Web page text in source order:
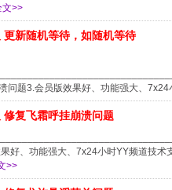
文>>
新随机等待，如随机等待
问题3.会员版效果好、功能强大、
复飞霜呼挂崩溃问题
好、功能强大、7x24小时YY频道技术
>>